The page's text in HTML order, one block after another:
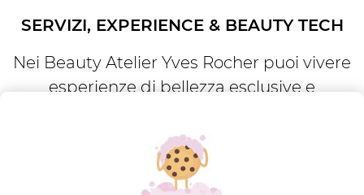
SERVIZI, EXPERIENCE & BEAUTY TECH
Nei Beauty Atelier Yves Rocher puoi vivere
esperienze di bellezza esclusive e
Viso, capelli, trucco, benessere … scegli il
servizio più adatto alle tue esigenze e
regalati momenti speciali.